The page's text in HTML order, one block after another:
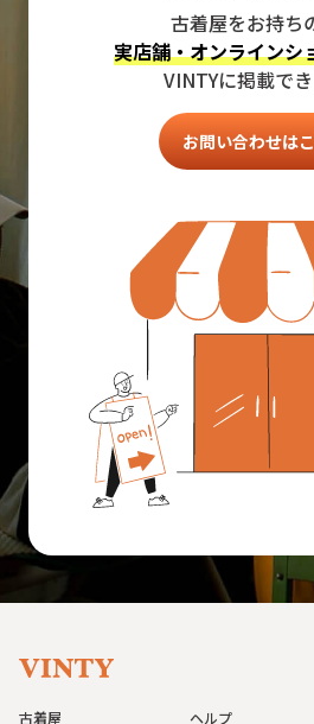
古着屋をお持ち
実店舗・オンラインシ
VINTYに掲載でき
お問い合わせは
古着屋 ヘルプ